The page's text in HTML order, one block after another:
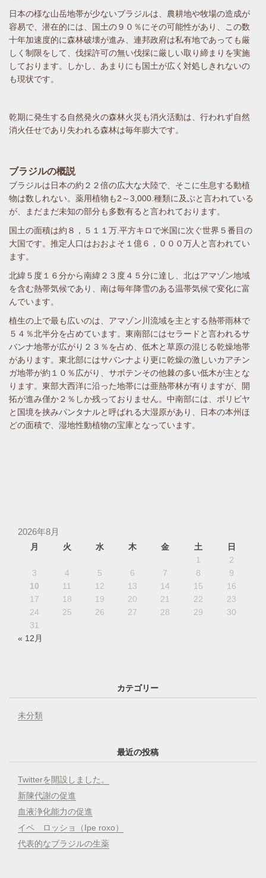
日本の様な山岳地帯が少ないブラジルは、農耕地や牧場の造成が
容易で、潜在的には、国土の９０％にその可能性があり、この数
十年加速度的に森林破壊が進み、連邦政府は私有地であっても厳
しく制限をして、伐採許可の無い伐採に厳しい取り締まりを実施
しております。しかし、あまりにも国土が広く対処しきれないの
も現状です。
乾期に発生する自然発火の森林火災も消火活動は、行われず自然
消火任せであり失われる森林は毎年膨大です。
ブラジルの概説
ブラジルは日本の約２２倍の広大な大陸で、そこに生息する動植
物は数しれない。薬用植物も2～3,000.種類に及ぶと言われている
が、まだまだ未知の部分も多数有ると言われております。
国土の面積は約８，５１１万.平方キロで米国に次ぐ世界５番目の
大国です。推定人口はおおよそ１億６，０００万人と言われてい
ます。
北緯５度１６分から南緯２３度４５分に達し、北はアマゾン地域
を含む熱帯気候であり、南は毎年降雪のある温帯気候で変化に富
んでいます。
植生の上で最も広いのは、アマゾン川流域を主とする熱帯雨林で
５４％北半分を占めています。東南部にはセラードと言われるサ
バンナ地帯が広がり２３％を占め、低木と草原の混じる乾燥地帯
があります。東北部にはサバンナより更に乾燥の激しいカアチン
ガ地帯が約１０％広がり、サボテンその他棘の多い低木が主とな
ります。東部大西洋に沿った地帯には亜熱帯林が有りますが、開
拓が進み僅か２％しか残っておりません。中南部には、ボリビヤ
と国境を挟みパンタナルと呼ばれる大湿原があり、日本の本州ほ
どの面積で、湿地性動植物の宝庫となっています。
2026年8月
月 火 水 木 金 土
日
1
2
3
4 5 6 7 8
9
10
11 12 13 14 15
16
17
18 19 20 21 22
23
24
25 26 27 28 29
30
31
« 12月
カテゴリー
未分類
最近の投稿
Twitterを開設しました。
新陳代謝の促進
血液浄化能力の促進
イペ ロッショ（Ipe roxo）
代表的なブラジルの生薬